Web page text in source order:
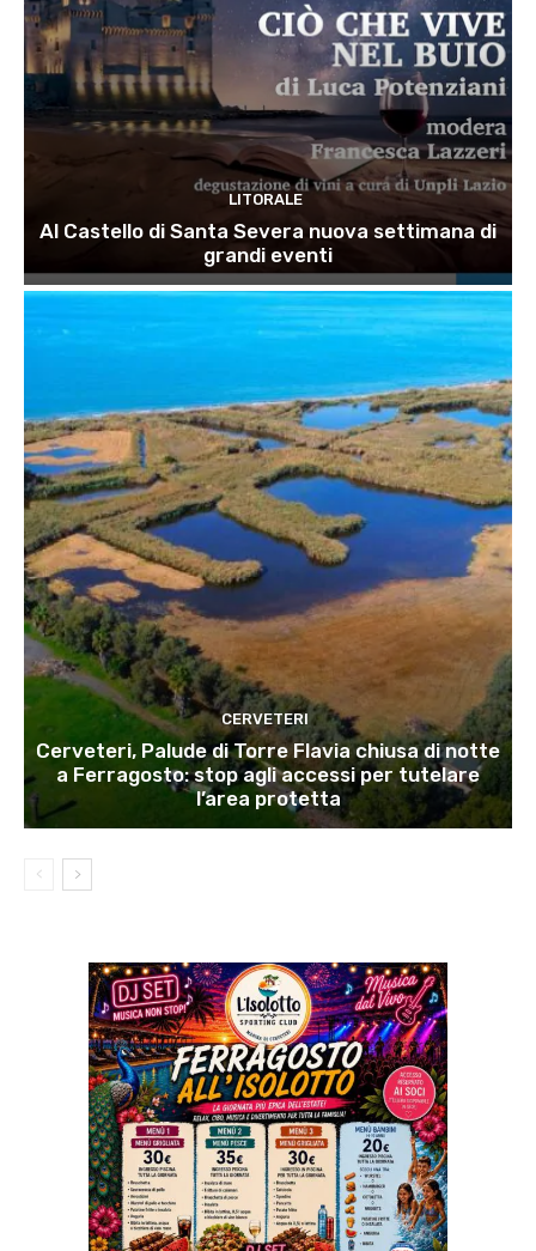
LITORALE
Al Castello di Santa Severa nuova settimana di
grandi eventi
CERVETERI
Cerveteri, Palude di Torre Flavia chiusa di notte
a Ferragosto: stop agli accessi per tutelare
l’area protetta